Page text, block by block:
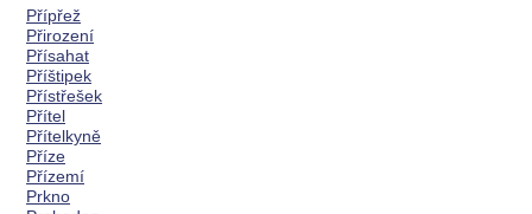
Přípřež
Přirození
Přísahat
Příštipek
Přístřešek
Přítel
Přítelkyně
Příze
Přízemí
Prkno